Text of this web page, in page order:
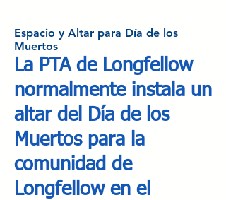
Espacio y Altar para Día de los
Muertos
La PTA de Longfellow
normalmente instala un
altar del Día de los
Muertos para la
comunidad de
Longfellow en el